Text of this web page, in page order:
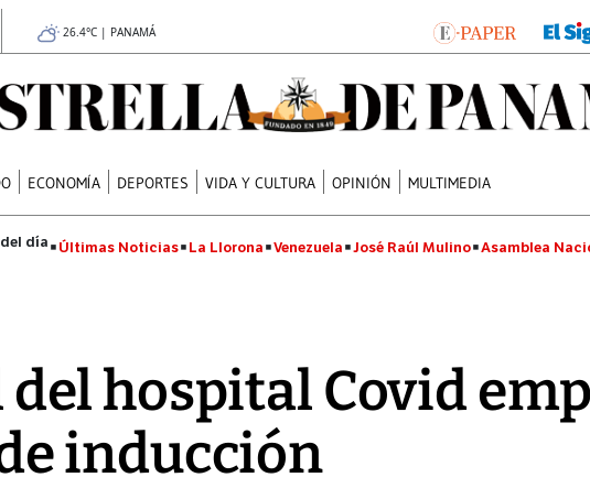
26.4°C | PANAMÁ
ECONOMÍA DEPORTES VIDA Y CULTURA OPINIÓN MULTIMEDIA
Últimas Noticias La Llorona Venezuela José Raúl Mulino Asamblea
del hospital Covid
inducción